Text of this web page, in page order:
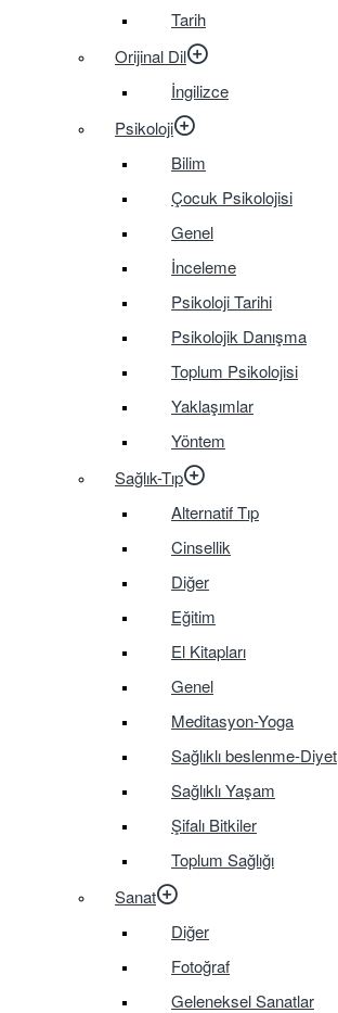
Tarih
Orijinal Dil
İngilizce
Psikoloji
Bilim
Çocuk Psikolojisi
Genel
İnceleme
Psikoloji Tarihi
Psikolojik Danışma
Toplum Psikolojisi
Yaklaşımlar
Yöntem
Sağlık-Tıp
Alternatif Tıp
Cinsellik
Diğer
Eğitim
El Kitapları
Genel
Meditasyon-Yoga
Sağlıklı beslenme-Diyet
Sağlıklı Yaşam
Şifalı Bitkiler
Toplum Sağlığı
Sanat
Diğer
Fotoğraf
Geleneksel Sanatlar